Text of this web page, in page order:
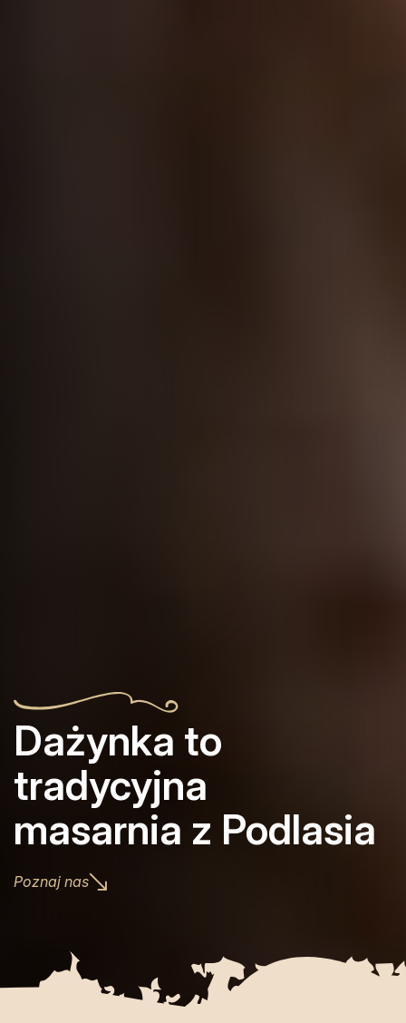
Dażynka to
tradycyjna
masarnia z Podlasia
Poznaj nas